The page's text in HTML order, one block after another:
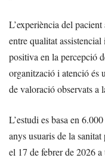
L’experiència del
entre qualitat
positiva en la percepció
organització i atenció és
de valoració observats a
L’estudi es basa en
anys usuaris de la
el 17 de febrer de 2026